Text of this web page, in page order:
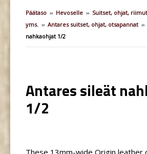
Päätaso ›› Hevoselle ›› Suitset, ohjat, riimut
yms. ›› Antares suitset, ohjat, otsapannat››
nahkaohjat 1/2
Antares sileät
1/2
These 13mm-wide Origin leather